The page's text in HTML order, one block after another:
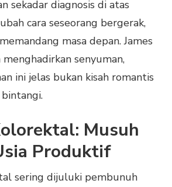
sekadar diagnosis di atas
cara seseorang bergerak,
masa depan. James
senyuman,
ini jelas bukan kisah romantis
Musuh
Produktif
sering dijuluki pembunuh